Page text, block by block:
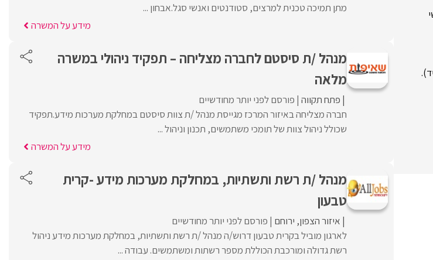
מתן תמיכה טכנית למרצים, סטודנטים ואנשי סגל.אבחון ...
מידע על המשרה
מנהל /ת סיסטם לחברה מצליחה – תפקיד ניהולי במשרה
מלאה
פתח תקווה פורסם לפני יותר מחודשיים
חברה מצליחה באיזור המרכז מגייסת מנהל /ת צוות סיסטם במחלקת מערכות מידע.תפקיד
שכולל ניהול צוות של תומכי משתמשים, תכנון וניהול ...
מידע על המשרה
מנהל /ת רשת ותשתיות, במחלקת מערכות מידע -קרית
טבעון
איזור הצפון ירוחם פורסם לפני יותר מחודשיים
לארגון מוביל בקרית טבעון דרוש/ה מנהל /ת רשת ותשתיות, במחלקת מערכות מידע ניהול
רשת גדולה ומורכבת הכוללת מספר רשתות ומשתמשים. עבודה ...